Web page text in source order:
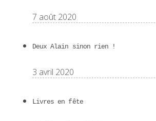
7 août 2020
Deux Alain sinon rien !
3 avril 2020
Livres en fête